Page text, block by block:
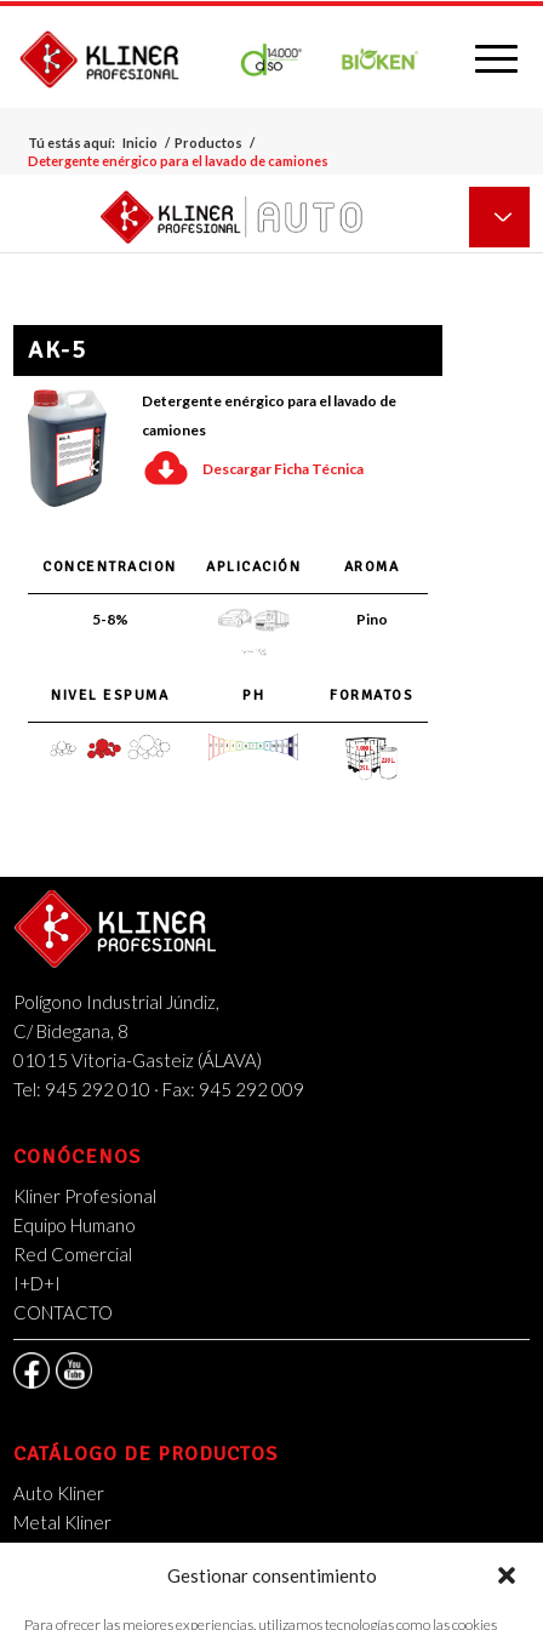
Gestionar consentimiento
Para ofrecer las mejores experiencias, utilizamos tecnologías como las cookies
Tú estás aquí: Inicio / Productos /
Detergente enérgico para el lavado de camiones
AK-5
Detergente enérgico para el lavado de
camiones
Descargar Ficha Técnica
CONCENTRACION APLICACIÓN AROMA
5-8% Pino
NIVEL ESPUMA PH FORMATOS
Polígono Industrial Júndiz,
C/ Bidegana, 8
01015 Vitoria-Gasteiz (ÁLAVA)
Tel: 945 292 010 · Fax: 945 292 009
CONÓCENOS
Kliner Profesional
Equipo Humano
Red Comercial
I+D+I
CONTACTO
CATÁLOGO DE PRODUCTOS
Auto Kliner
Metal Kliner